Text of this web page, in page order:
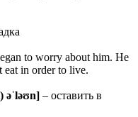
to worry about him. He
eat in order to live.
əˈləʊn] – оставить в